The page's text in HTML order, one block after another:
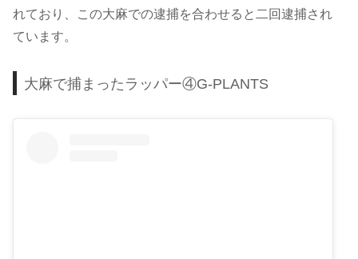
れており、この大麻での逮捕を合わせると二回逮捕され
ています。
大麻で捕まったラッパー④G-PLANTS